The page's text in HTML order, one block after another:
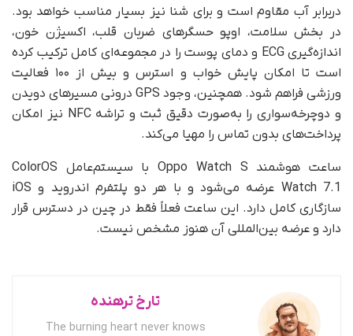
دربرابر آب مقاوم است و برای شنا نیز بسیار مناسب خواهد بود.
در بخش سلامت، اوپو حسگرهای ضربان قلب، اکسیژن خون،
اندازه‌گیری ECG و دمای پوست را در مجموعه‌ای کامل ترکیب کرده
است تا امکان پایش خواب و استرس و بیش از ۱۰۰ فعالیت
ورزشی فراهم شود. همچنین، وجود GPS درونی مسیرهای دویدن
و دوچرخه‌سواری را به‌صورت دقیق ثبت و تراشه NFC نیز امکان
پرداخت‌های بدون تماس را مهیا می‌کند.
ساعت هوشمند Oppo Watch S با سیستم‌عامل ColorOS
Watch 7.1 عرضه می‌شود و با هر دو پلتفرم اندروید و iOS
سازگاری کامل دارد. این ساعت فعلاً فقط در چین در دسترس قرار
دارد و عرضه بین‌المللی آن هنوز مشخص نیست.
تارخ ترهنده
The burning heart never knows